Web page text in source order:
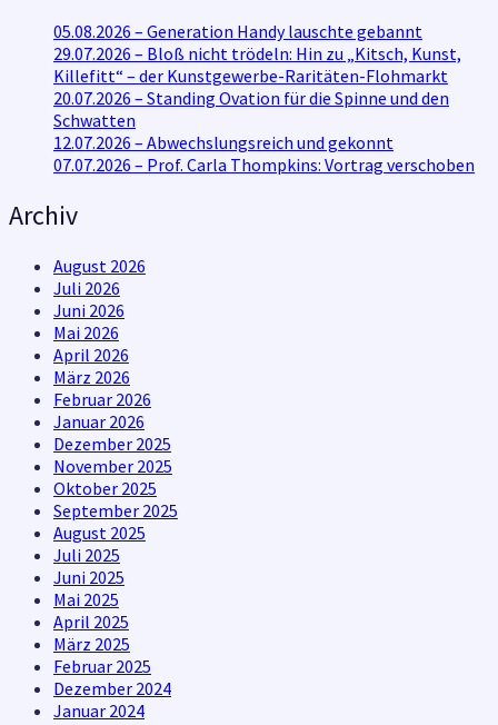
05.08.2026 – Generation Handy lauschte gebannt
29.07.2026 – Bloß nicht trödeln: Hin zu „Kitsch, Kunst,
Killefitt“ – der Kunstgewerbe-Raritäten-Flohmarkt
20.07.2026 – Standing Ovation für die Spinne und den
Schwatten
12.07.2026 – Abwechslungsreich und gekonnt
07.07.2026 – Prof. Carla Thompkins: Vortrag verschoben
Archiv
August 2026
Juli 2026
Juni 2026
Mai 2026
April 2026
März 2026
Februar 2026
Januar 2026
Dezember 2025
November 2025
Oktober 2025
September 2025
August 2025
Juli 2025
Juni 2025
Mai 2025
April 2025
März 2025
Februar 2025
Dezember 2024
Januar 2024